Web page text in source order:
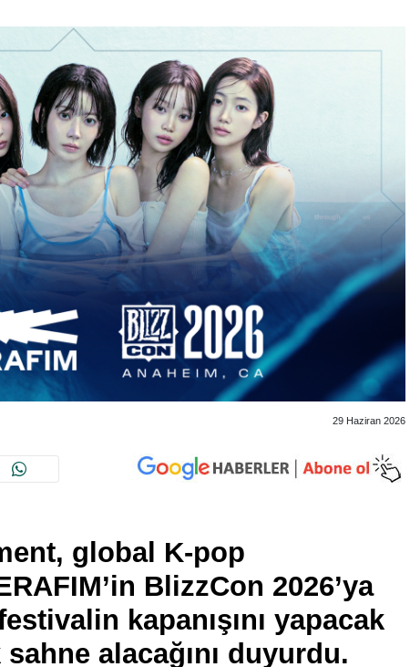
29 Haziran 2026
global K-pop
BlizzCon 2026’ya
kapanışını yapacak
alacağını duyurdu.